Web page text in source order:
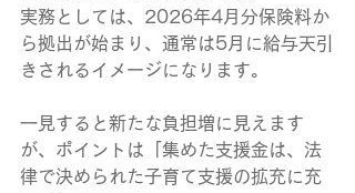
実務としては、2026年4月分保険料か
ら拠出が始まり、通常は5月に給与天引
きされるイメージになります。
一見すると新たな負担増に見えます
が、ポイントは「集めた支援金は、法
律で決められた子育て支援の拡充に充